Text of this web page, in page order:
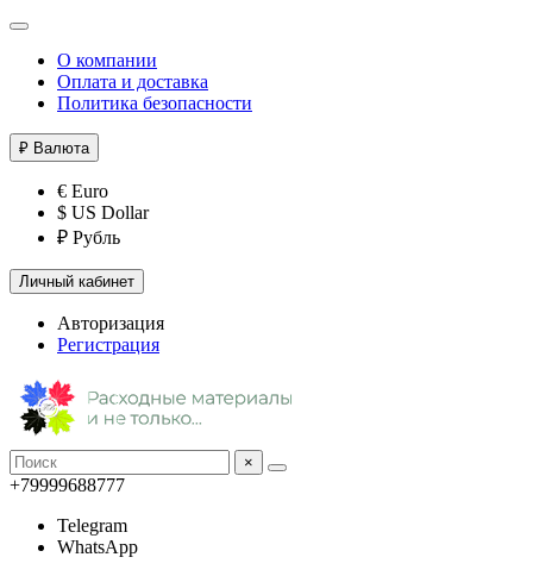
О компании
Оплата и доставка
Политика безопасности
₽ Валюта
€ Euro
$ US Dollar
₽ Рубль
Личный кабинет
Авторизация
Регистрация
×
+79999688777
Telegram
WhatsApp